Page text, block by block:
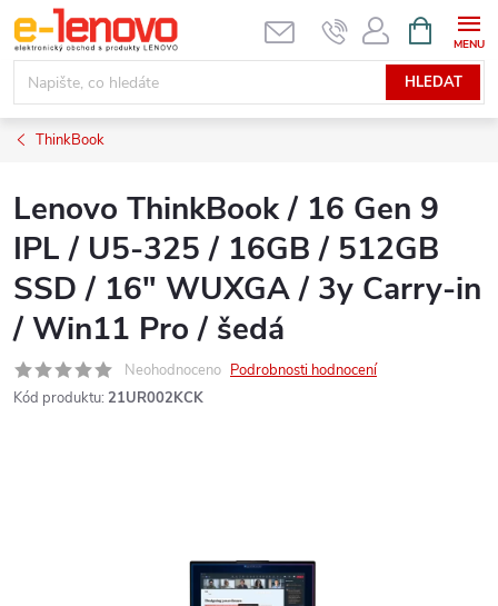
Přejít
na
obsah
HLEDAT
NÁKUPNÍ
KOŠÍK
ThinkBook
Lenovo ThinkBook / 16 Gen 9
IPL / U5-325 / 16GB / 512GB
SSD / 16" WUXGA / 3y Carry-in
/ Win11 Pro / šedá
Neohodnoceno Podrobnosti hodnocení
Kód produktu: 21UR002KCK